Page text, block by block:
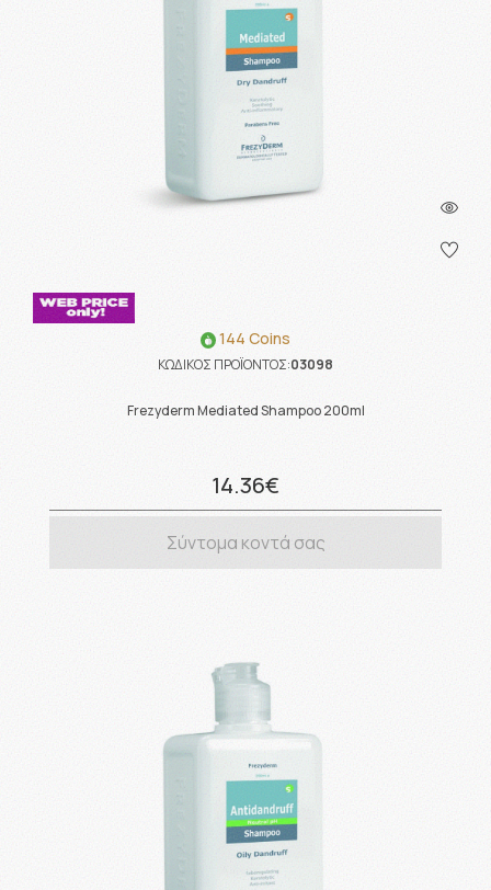
144 Coins
ΚΩΔΙΚΟΣ ΠΡΟΪΟΝΤΟΣ:03098
Frezyderm Mediated Shampoo 200ml
14.36€
Σύντομα κοντά σας